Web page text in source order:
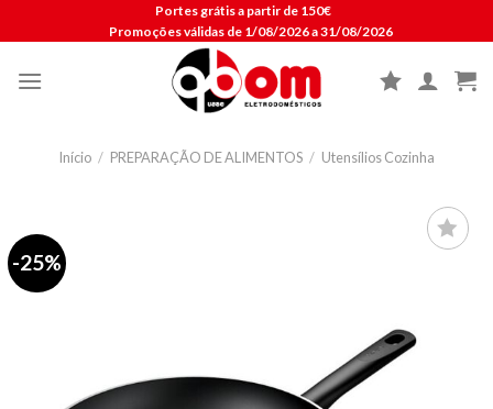
to
Portes grátis a partir de 150€
Promoções válidas de 1/08/2026 a 31/08/2026
Início / PREPARAÇÃO DE ALIMENTOS / Utensílios Cozinha
-25%
compras